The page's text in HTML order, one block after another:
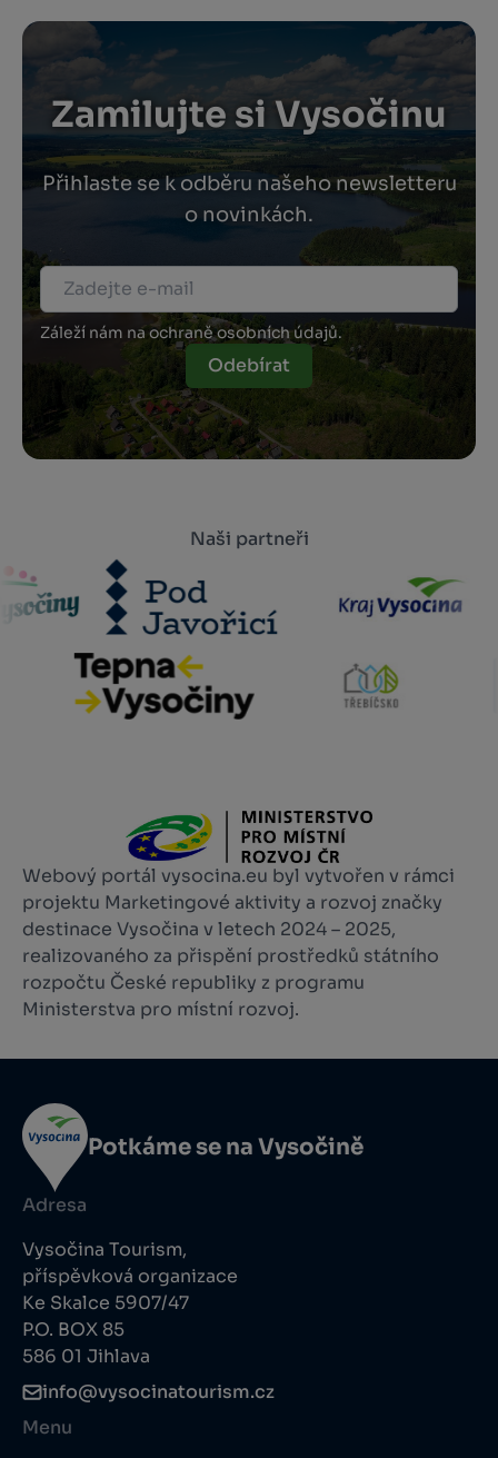
Zamilujte si Vysočinu
Přihlaste se k odběru našeho newsletteru
o novinkách.
Záleží nám na ochraně osobních údajů.
Odebírat
Naši partneři
Webový portál vysocina.eu byl vytvořen v rámci
projektu Marketingové aktivity a rozvoj značky
destinace Vysočina v letech 2024 – 2025,
realizovaného za přispění prostředků státního
rozpočtu České republiky z programu
Ministerstva pro místní rozvoj.
Potkáme se na Vysočině
Adresa
Vysočina Tourism,
příspěvková organizace
Ke Skalce 5907/47
P.O. BOX 85
586 01 Jihlava
info@vysocinatourism.cz
Menu